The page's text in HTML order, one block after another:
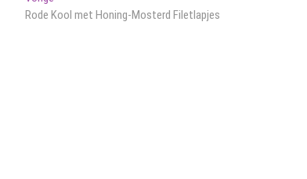
navigatie
bericht:
Rode Kool met Honing-Mosterd Filetlapjes